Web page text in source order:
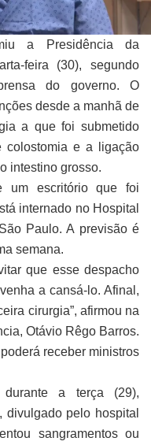
a Presidência da
feira (30), segundo
do governo. O
desde a manhã de
a que foi submetido
colostomia e a ligação
intestino grosso.
um escritório que foi
internado no Hospital
Paulo. A previsão é
semana.
que esse despacho
a cansá-lo. Afinal,
cirurgia”, afirmou na
Otávio Rêgo Barros.
receber ministros
durante a terça (29),
pelo hospital
sangramentos ou